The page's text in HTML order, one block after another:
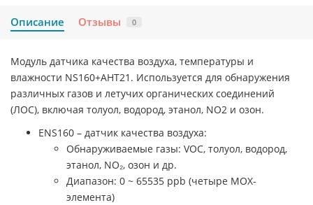
Описание Отзывы 0
Модуль датчика качества воздуха, температуры и
влажности NS160+AHT21. Используется для обнаружения
различных газов и летучих органических соединений
(ЛОС), включая толуол, водород, этанол, NO2 и озон.
ENS160 – датчик качества воздуха:
Обнаруживаемые газы: VOC, толуол, водород,
этанол, NO₂, озон и др.
Диапазон: 0 ~ 65535 ppb (четыре MOX-
элемента)